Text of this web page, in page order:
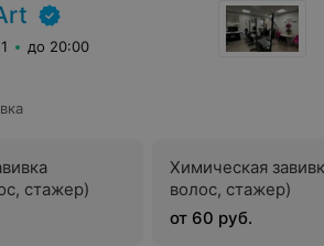
до 20:00
стажер)
Химическая
волос, стажер)
от 60 руб.